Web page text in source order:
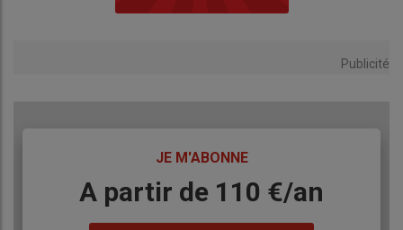
Publicité
JE M'ABONNE
BodyA partir de 110 €/an